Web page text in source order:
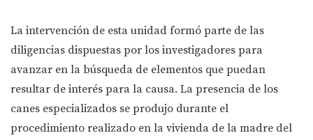
La intervención de esta unidad formó parte de las
diligencias dispuestas por los investigadores para
avanzar en la búsqueda de elementos que puedan
resultar de interés para la causa. La presencia de los
canes especializados se produjo durante el
procedimiento realizado en la vivienda de la madre del